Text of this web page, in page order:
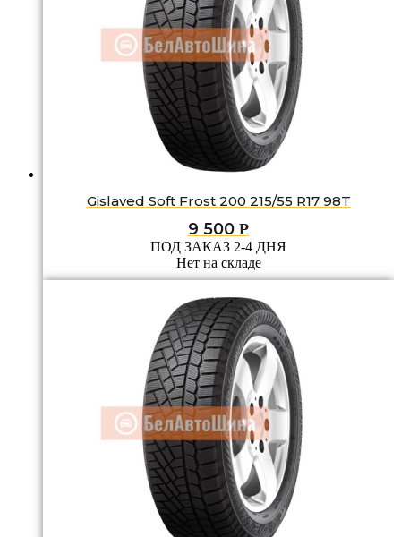
Gislaved Soft Frost 200 215/55 R17 98T
9 500 Р
ПОД ЗАКАЗ 2-4 ДНЯ
Нет на складе